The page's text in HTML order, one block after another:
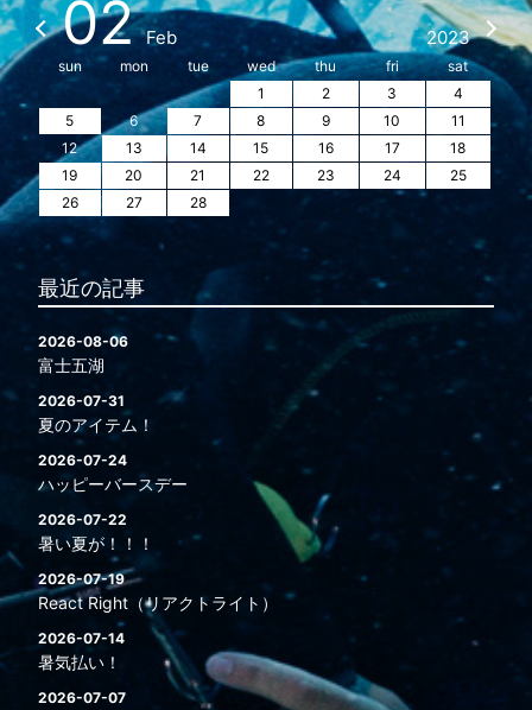
02 Feb 2023
sun mon tue wed thu fri
sat
1
2 3
4
5
6 7 8 9 10
11
12
13 14 15 16 17
18
19
20 21 22 23 24
25
26
27 28
最近の記事
2026-08-06
富士五湖
2026-07-31
夏のアイテム！
2026-07-24
ハッピーバースデー
2026-07-22
暑い夏が！！！
2026-07-19
React Right（リアクトライト）
2026-07-14
暑気払い！
2026-07-07